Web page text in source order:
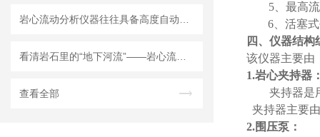
查看全部
5、最高
6、活塞
四、仪器结构
该仪器主要由
1.岩心夹持器
夹持器是
夹持器主要
2.围压泵：